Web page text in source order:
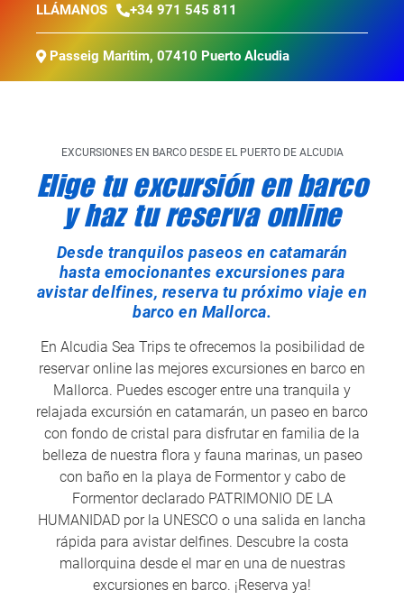
LLÁMANOS +34 971 545 811
Passeig Marítim, 07410 Puerto Alcudia
EXCURSIONES EN BARCO DESDE EL PUERTO DE ALCUDIA
Elige tu excursión en barco
y haz tu reserva online
Desde tranquilos paseos en catamarán
hasta emocionantes excursiones para
avistar delfines, reserva tu próximo viaje en
barco en Mallorca.
En Alcudia Sea Trips te ofrecemos la posibilidad de
reservar online las mejores excursiones en barco en
Mallorca. Puedes escoger entre una tranquila y
relajada excursión en catamarán, un paseo en barco
con fondo de cristal para disfrutar en familia de la
belleza de nuestra flora y fauna marinas, un paseo
con baño en la playa de Formentor y cabo de
Formentor declarado PATRIMONIO DE LA
HUMANIDAD por la UNESCO o una salida en lancha
rápida para avistar delfines. Descubre la costa
mallorquina desde el mar en una de nuestras
excursiones en barco. ¡Reserva ya!